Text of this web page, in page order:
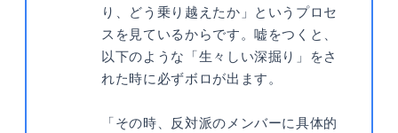
り、どう乗り越えたか」というプロセ
スを見ているからです。嘘をつくと、
以下のような「生々しい深掘り」をさ
れた時に必ずボロが出ます。
「その時、反対派のメンバーに具体的